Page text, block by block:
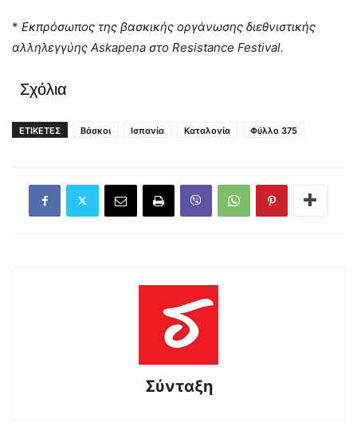
* Εκπρόσωπος της βασκικής οργάνωσης διεθνιστικής
αλληλεγγύης Askapena στο Resistance Festival.
Σχόλια
ΕΤΙΚΕΤΕΣ Βάσκοι Ισπανία Καταλονία Φύλλο 375
Σύνταξη